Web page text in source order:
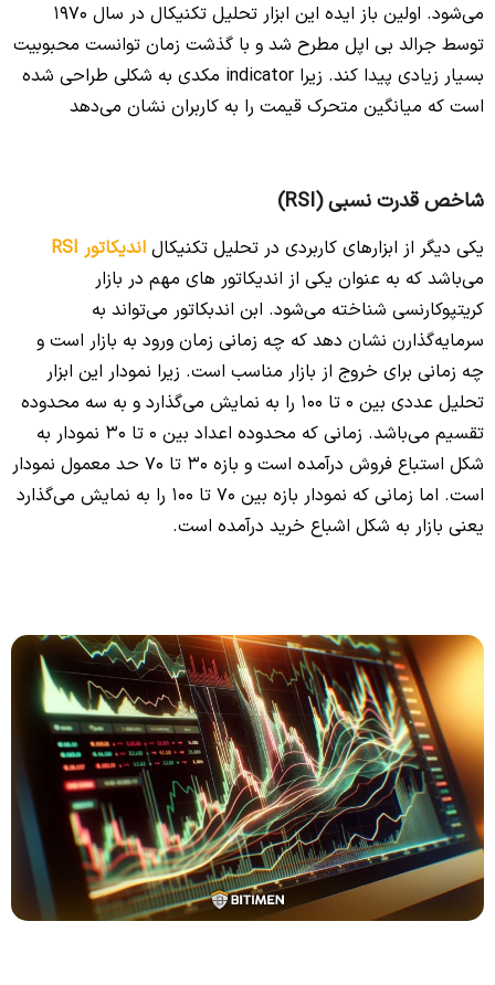
می‌شود. اولین باز ایده این ابزار تحلیل تکنیکال در سال 1970
توسط جرالد بی اپل مطرح شد و با گذشت زمان توانست محبوبیت
بسیار زیادی پیدا کند. زیرا indicator مکدی به شکلی طراحی شده
است که میانگین متحرک قیمت را به کاربران نشان می‌دهد
شاخص قدرت نسبی (RSI)
یکی دیگر از ابزارهای کاربردی در تحلیل تکنیکال اندیکاتور RSI
می‌باشد که به عنوان یکی از اندیکاتور های مهم در بازار
کریتپوکارنسی شناخته می‌شود. ابن اندبکاتور می‌تواند به
سرمایه‌گذارن نشان دهد که چه زمانی زمان ورود به بازار است و
چه زمانی برای خروج از بازار مناسب است. زیرا نمودار این ابزار
تحلیل عددی بین 0 تا 100 را به نمایش می‌گذارد و به سه محدوده
تقسیم می‌باشد. زمانی که محدوده اعداد بین 0 تا 30 نمودار به
شکل استباع فروش درآمده است و بازه 30 تا 70 حد معمول نمودار
است. اما زمانی که نمودار بازه بین 70 تا 100 را به نمایش می‌گذارد
یعنی بازار به شکل اشباع خرید درآمده است.